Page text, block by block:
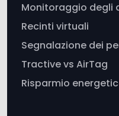
Tractive vs AirTag
Risparmio energetico